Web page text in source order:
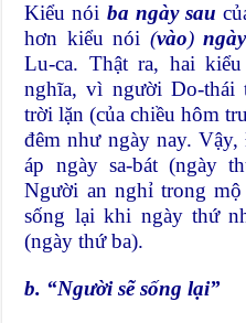
Kiểu nói ba ngày sau
hơn kiểu nói (vào)
Lu-ca. Thật ra, hai
nghĩa, vì người Do-
trời lặn (của chiều hôm
đêm như ngày nay.
áp ngày sa-bát (ngày
Người an nghỉ trong
sống lại khi ngày thứ
(ngày thứ ba).
b. “Người sẽ sống lại”